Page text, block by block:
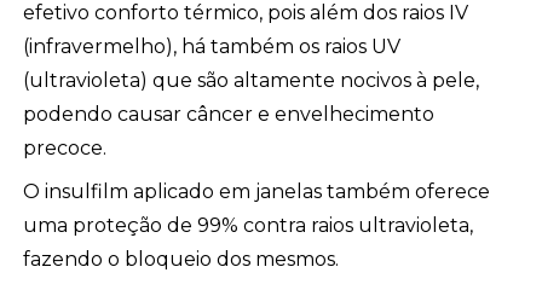
efetivo conforto térmico, pois além dos raios IV
(infravermelho), há também os raios UV
(ultravioleta) que são altamente nocivos à pele,
podendo causar câncer e envelhecimento
precoce.
O insulfilm aplicado em janelas também oferece
uma proteção de 99% contra raios ultravioleta,
fazendo o bloqueio dos mesmos.